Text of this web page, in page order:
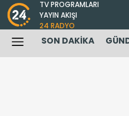
TV PROGRAMLARI
YAYIN AKIŞI
24 RADYO
SON DAKİKA